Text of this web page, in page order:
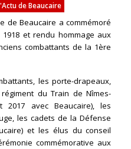
de Beaucaire
de Beaucaire a commémoré
et rendu hommage aux
combattants de la 1ère
les porte-drapeaux,
du Train de Nîmes-
2017 avec Beaucaire), les
les cadets de la Défense
et les élus du conseil
commémorative aux